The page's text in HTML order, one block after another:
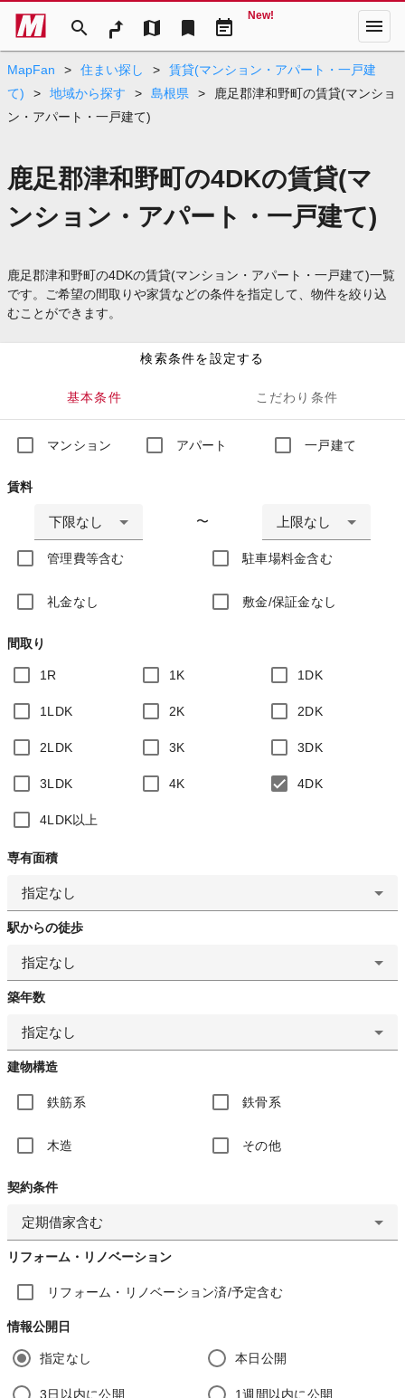
search map bookmark event_note
New! menu
MapFan > 住まい探し >
賃貸(マンション・アパート・一戸建
て)
> 地域から探す > 島根県 >
鹿足郡津和野町の賃貸(マンショ
ン・アパート・一戸建て)
鹿足郡津和野町の4DKの賃貸(マ
ンション・アパート・一戸建て)
鹿足郡津和野町の4DKの賃貸(マンション・アパート・一戸建て)一覧
です。ご希望の間取りや家賃などの条件を指定して、物件を絞り込
むことができます。
検索条件を設定する
基本条件 こだわり条件
マンション アパート 一戸建て
賃料
下限なし 〜 上限なし
管理費等含む 駐車場料金含む
礼金なし 敷金/保証金なし
間取り
1R 1K 1DK
1LDK 2K 2DK
2LDK 3K 3DK
3LDK 4K 4DK
4LDK以上
専有面積
指定なし
駅からの徒歩
指定なし
築年数
指定なし
建物構造
鉄筋系 鉄骨系
木造 その他
契約条件
定期借家含む
リフォーム・リノベーション
リフォーム・リノベーション済/予定含む
情報公開日
指定なし 本日公開
3日以内に公開 1週間以内に公開